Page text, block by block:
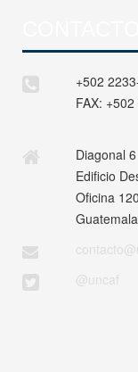
+502
FAX:
Diagonal
Edificio
Oficina
@uncaf